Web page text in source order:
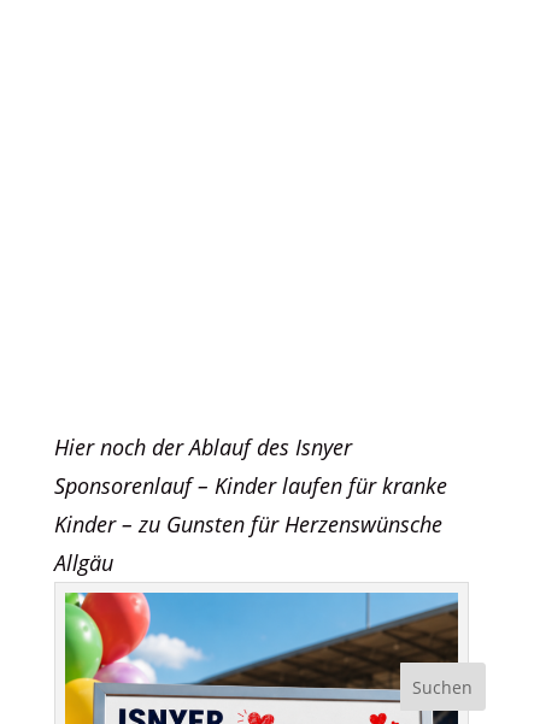
Hier noch der Ablauf des Isnyer
Sponsorenlauf – Kinder laufen für kranke
Kinder – zu Gunsten für Herzenswünsche
Allgäu